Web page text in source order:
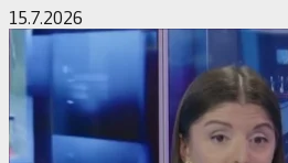
15.7.2026